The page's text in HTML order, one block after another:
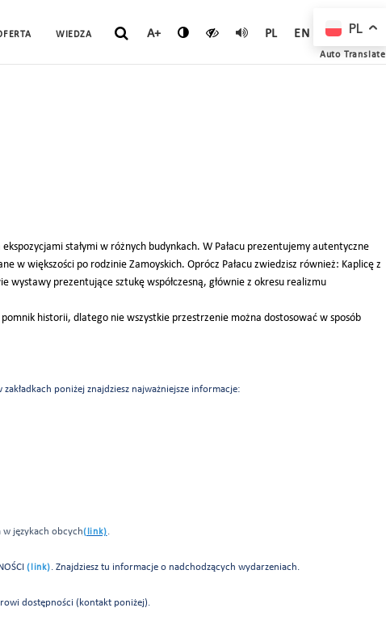
WIEDZA A+ PL EN
stałymi w różnych budynkach. W Pałacu prezentujemy autentyczne
w większości po rodzinie Zamoyskich. Oprócz Pałacu zwiedzisz również: Kaplicę z
prezentujące sztukę współczesną, głównie z okresu realizmu
historii, dlatego nie wszystkie przestrzenie można dostosować w sposób
poniżej znajdziesz najważniejsze informacje:
w językach obcych(link).
(link). Znajdziesz tu informacje o nadchodzących wydarzeniach.
dostępności (kontakt poniżej).
PL
Auto Translate